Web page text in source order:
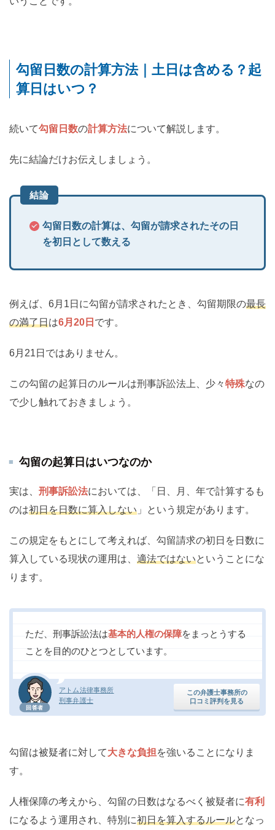
勾留日数の計算方法｜土日は含める？起
算日はいつ？
続いて勾留日数の計算方法について解説します。
先に結論だけお伝えしましょう。
結論
勾留日数の計算は、勾留が請求されたその日
を初日として数える
例えば、6月1日に勾留が請求されたとき、勾留期限の最長
の満了日は6月20日 です。
6月21日ではありません。
この勾留の起算日のルールは刑事訴訟法上、少々特殊なの
で少し触れておきましょう。
勾留の起算日はいつなのか
実は、 刑事訴訟法においては、「日、月、年で計算するも
のは初日を日数に算入しない 」という規定があります。
この規定をもとにして考えれば、勾留請求の初日を日数に
算入している現状の運用は、 適法ではないということにな
ります。
ただ、刑事訴訟法は基本的人権の保障をまっとうする
ことを目的のひとつとしています。
回答者
アトム法律事務所
刑事弁護士
この弁護士事務所の
口コミ評判を見る
勾留は被疑者に対して大きな負担を強いることになりま
す。
人権保障の考えから、勾留の日数はなるべく被疑者に有利
になるよう運用され、特別に初日を算入するルールとなっ